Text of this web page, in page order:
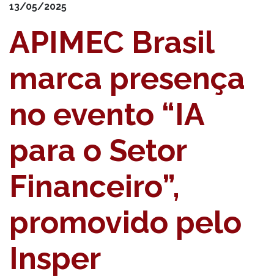
13/05/2025
APIMEC Brasil
marca presença
no evento “IA
para o Setor
Financeiro”,
promovido pelo
Insper